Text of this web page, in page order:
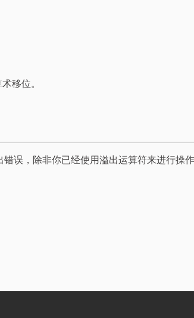
移位。
误，除非你已经使用溢出运算符来进行操